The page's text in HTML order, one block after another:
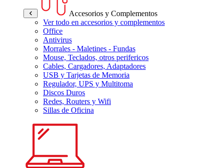
Accesorios y Complementos
Ver todo en accesorios y complementos
Office
Antivirus
Morrales - Maletines - Fundas
Mouse, Teclados, otros perifericos
Cables, Cargadores, Adaptadores
USB y Tarjetas de Memoria
Regulador, UPS y Multitoma
Discos Duros
Redes, Routers y Wifi
Sillas de Oficina